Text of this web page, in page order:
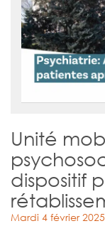
Unité
dispositif
Mardi 4 février 2025